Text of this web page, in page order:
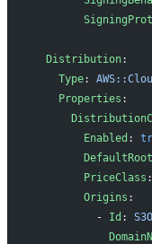
  Distribution
:
    Type
:
    Properties
:
        Enabled
:
        PriceClass
:
        Origins
:
          -
Id :